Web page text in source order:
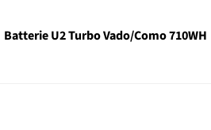
Batterie U2 Turbo Vado/Como 710WH